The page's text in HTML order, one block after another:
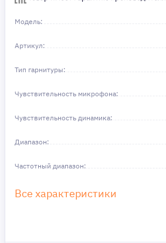
Модель:
Артикул:
Тип гарнитуры:
Чувствительность микрофона:
Чувствительность динамика:
Диапазон:
Частотный диапазон:
Все характеристики